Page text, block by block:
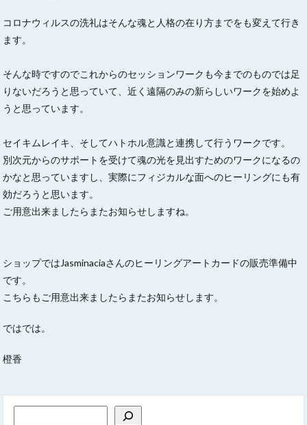
コロナウィルスの洗礼はそんな魂と人格の在り方までをも変えて行き
ます。
そんな時ですのでこれからのセッションワークも今までのものでは足
りないだろうと思っていて、近く遠隔のみの新らしいワークを始めよ
うと思っています。
セイキムレイキ、そしてハトホル意識と連携して行うワークです。
別次元からのサポートを受けて魂の光を見出すためのワークになるの
かなと思っていますし、実際にフィジカルな面へのヒーリングにも有
効だろうと思います。
ご用意出来ましたらまたお知らせしますね。
ショップではJasminaciaさんのヒーリングアートカードの販売準備中
です。
こちらもご用意出来ましたらまたお知らせします。
ではでは。
橙香